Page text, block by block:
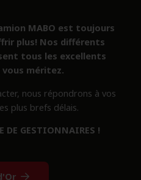
MABO est toujours
plus! Nos différents
tous les excellents
vous méritez.
nous répondrons à vos
plus brefs délais.
DE GESTIONNAIRES !